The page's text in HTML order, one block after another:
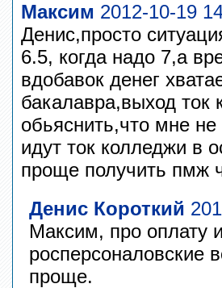
Максим 2012-10-19
Денис,просто
6.5, когда надо 7,а
вдобавок денег
бакалавра,выход ток
обьяснить,что мне
идут ток колледжи в
проще получить пмж
Денис Короткий
Максим, про оплату
росперсоналовские
проще.